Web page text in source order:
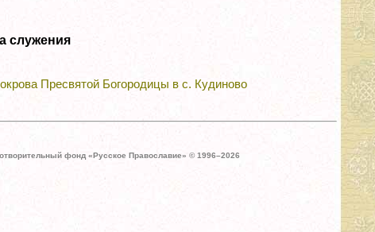
служения
Пресвятой Богородицы в с. Кудиново
фонд «Русское Православие» © 1996–2026